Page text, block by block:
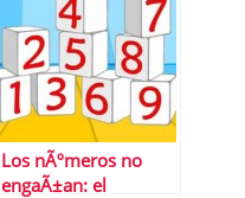
Los nÃºmeros no
engaÃ±an: el